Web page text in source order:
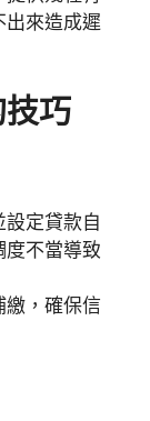
出來造成遲
巧
設定貸款自
度不當導致
繳，確保信